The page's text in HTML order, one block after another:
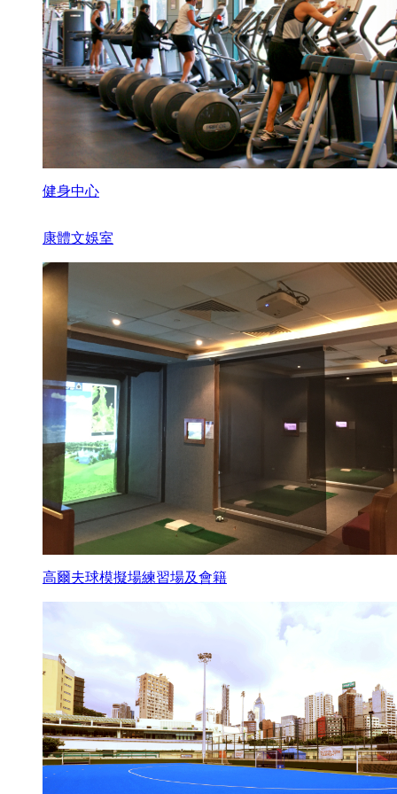
健身中心
康體文娛室
高爾夫球模擬場練習場及會籍